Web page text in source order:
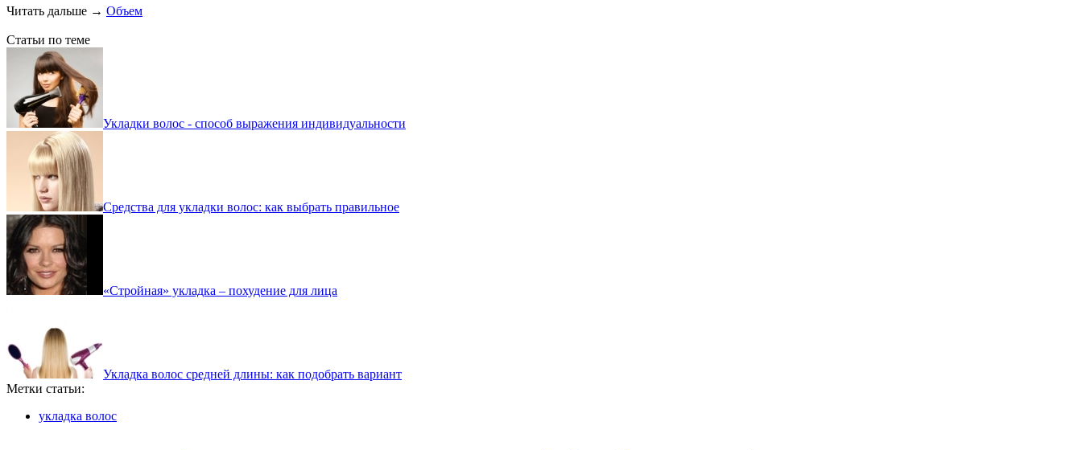
Читать дальше → Объем
Статьи по теме
Укладки волос - способ выражения индивидуальности
Средства для укладки волос: как выбрать правильное
«Стройная» укладка – похудение для лица
Укладка волос средней длины: как подобрать вариант
Метки статьи:
укладка волос